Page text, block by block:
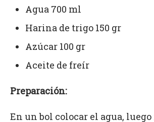
Agua 700 ml
Harina de trigo 150 gr
Azúcar 100 gr
Aceite de freír
Preparación:
En un bol colocar el agua,